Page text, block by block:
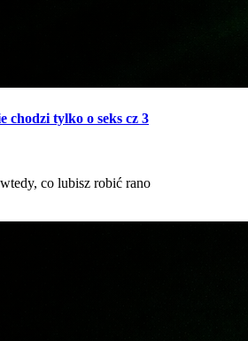
chodzi tylko o seks cz 3
co lubisz robić rano